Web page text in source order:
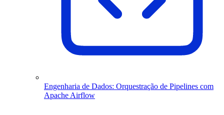
Engenharia de Dados: Orquestração de Pipelines com
Apache Airflow